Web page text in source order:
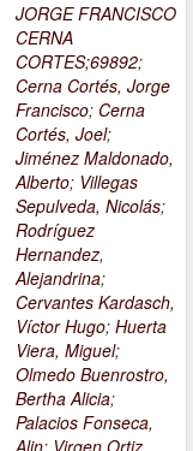
JORGE FRANCISCO
CERNA
CORTES;69892;
Cerna Cortés, Jorge
Francisco; Cerna
Cortés, Joel;
Jiménez Maldonado,
Alberto; Villegas
Sepulveda, Nicolás;
Rodríguez
Hernandez,
Alejandrina;
Cervantes Kardasch,
Víctor Hugo; Huerta
Viera, Miguel;
Olmedo Buenrostro,
Bertha Alicia;
Palacios Fonseca,